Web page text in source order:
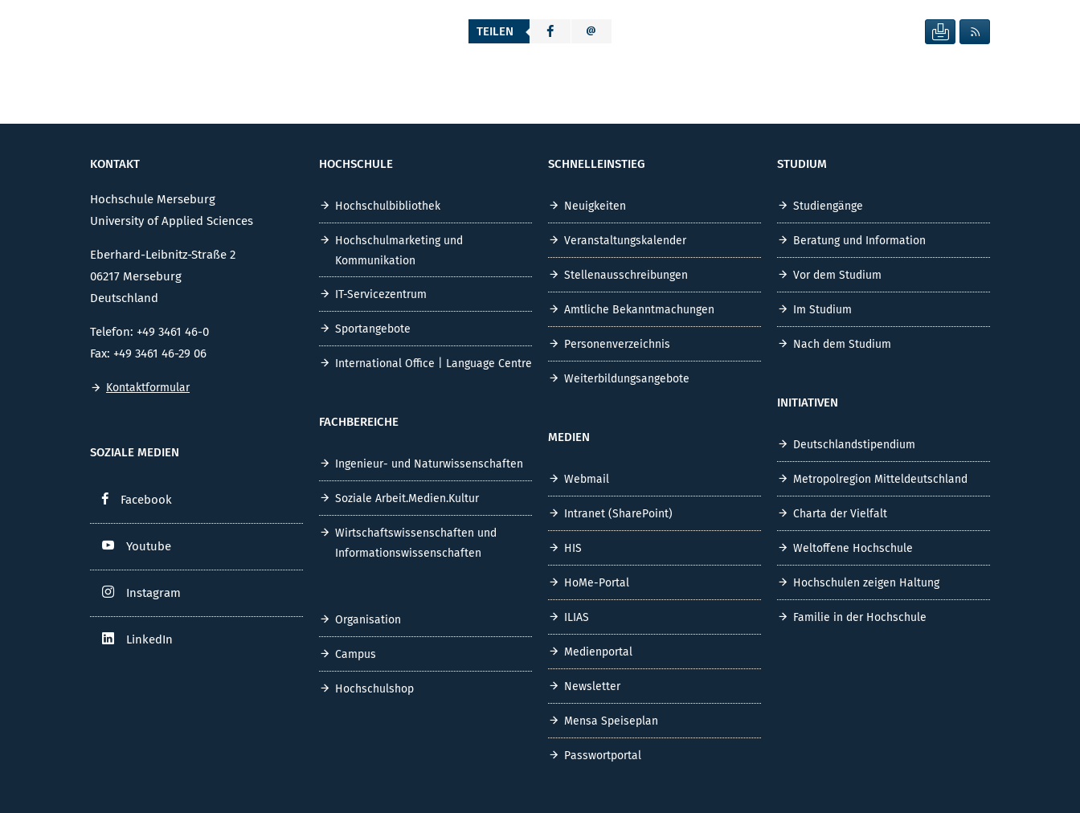
TEILEN SEITE DRUCKEN
KONTAKT
Hochschule Merseburg
University of Applied Sciences
Eberhard-Leibnitz-Straße 2
06217 Merseburg
Deutschland
Telefon: +49 3461 46-0
Fax: +49 3461 46-29 06
Kontaktformular
SOZIALE MEDIEN
Facebook
Youtube
Instagram
LinkedIn
HOCHSCHULE
Hochschulbibliothek
Hochschulmarketing und
Kommunikation
IT-Servicezentrum
Sportangebote
International Office | Language Centre
FACHBEREICHE
Ingenieur- und Naturwissenschaften
Soziale Arbeit.Medien.Kultur
Wirtschaftswissenschaften und
Informationswissenschaften
Organisation
Campus
Hochschulshop
SCHNELLEINSTIEG
Neuigkeiten
Veranstaltungskalender
Stellenausschreibungen
Amtliche Bekanntmachungen
Personenverzeichnis
Weiterbildungsangebote
MEDIEN
Webmail
Intranet (SharePoint)
HIS
HoMe-Portal
ILIAS
Medienportal
Newsletter
Mensa Speiseplan
Passwortportal
STUDIUM
Studiengänge
Beratung und Information
Vor dem Studium
Im Studium
Nach dem Studium
INITIATIVEN
Deutschlandstipendium
Metropolregion Mitteldeutschland
Charta der Vielfalt
Weltoffene Hochschule
Hochschulen zeigen Haltung
Familie in der Hochschule